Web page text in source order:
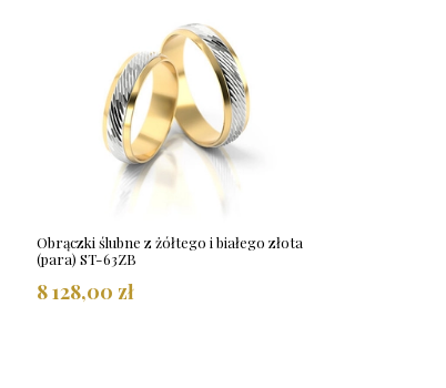
Obrączki ślubne z żółtego i białego złota
(para) ST-63ZB
8 128,00 zł